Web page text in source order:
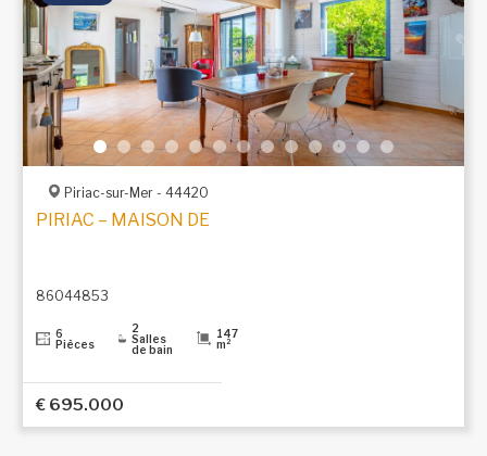
Piriac-sur-Mer - 44420
PIRIAC – MAISON DE PLAIN-PIED À 200 M DE LA
86044853
6
Pièces
2
Salles
de bain
147
m²
€ 695.000